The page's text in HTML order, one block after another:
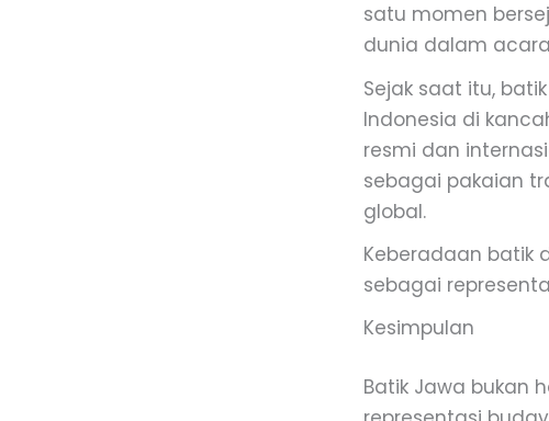
satu momen
dunia dalam acara
Sejak saat itu,
Indonesia di
resmi dan
sebagai pakaian
global.
Keberadaan batik
sebagai
Kesimpulan
Batik Jawa bukan